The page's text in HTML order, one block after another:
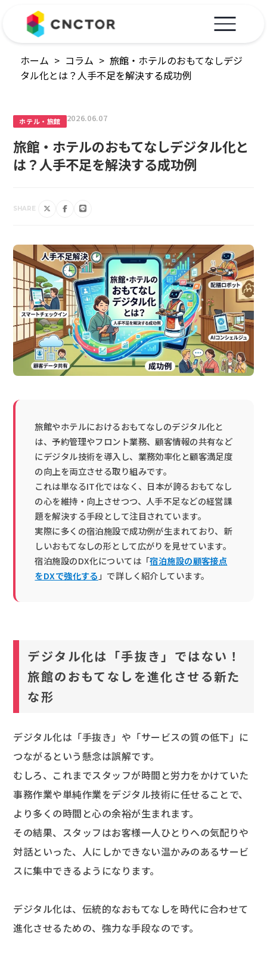
ホーム > コラム > 旅館・ホテルのおもてなしデジ
タル化とは？人手不足を解決する成功例
ホテル・旅館 2026.06.07
旅館・ホテルのおもてなしデジタル化と
は？人手不足を解決する成功例
SHARE
旅館やホテルにおけるおもてなしのデジタル化と
は、予約管理やフロント業務、顧客情報の共有など
にデジタル技術を導入し、業務効率化と顧客満足度
の向上を両立させる取り組みです。
これは単なるIT化ではなく、日本が誇るおもてなし
の心を維持・向上させつつ、人手不足などの経営課
題を解決する手段として注目されています。
実際に多くの宿泊施設で成功例が生まれており、新
しいおもてなしの形として広がりを見せています。
宿泊施設のDX化については「宿泊施設の顧客接点
をDXで強化する 」で詳しく紹介しています。
デジタル化は「手抜き」ではない！
旅館のおもてなしを進化させる新た
な形
デジタル化は「手抜き」や「サービスの質の低下」に
つながるという懸念は誤解です。
むしろ、これまでスタッフが時間と労力をかけていた
事務作業や単純作業をデジタル技術に任せることで、
より多くの時間と心の余裕が生まれます。
その結果、スタッフはお客様一人ひとりへの気配りや
対話といった、人にしかできない温かみのあるサービ
スに集中できるようになります。
デジタル化は、伝統的なおもてなしを時代に合わせて
進化させるための、強力な手段なのです。